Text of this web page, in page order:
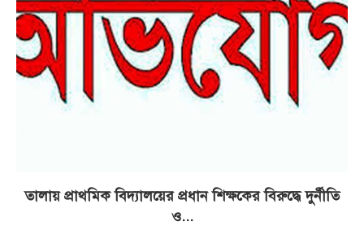
তালায় প্রাথমিক বিদ্যালয়ের প্রধান শিক্ষকের বিরুদ্ধে দুর্নীতি
ও...